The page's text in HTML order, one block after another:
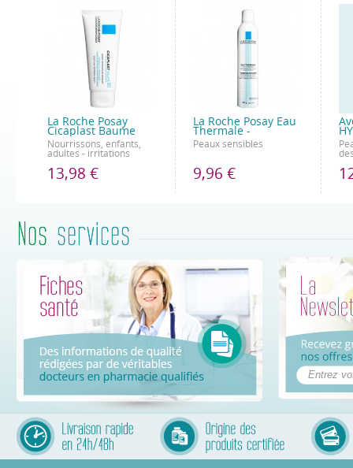
La Roche Posay
Cicaplast Baume
Nourrissons, enfants,
adultes - irritations
13,98 €
La Roche Posay Eau
Thermale -
Peaux sensibles
9,96 €